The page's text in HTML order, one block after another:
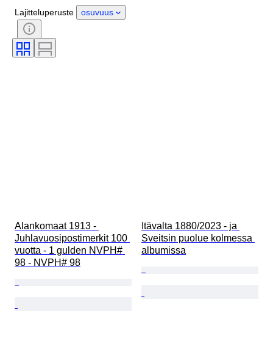
Sertifiointi
Tyylisuuntaus
Allekirjoitus
Väri
Lajitteluperuste osuvuus
Alankomaat 1913 -
Juhlavuosipostimerkit 100
vuotta - 1 gulden NVPH#
98 - NVPH# 98
Itävalta 1880/2023 - ja
Sveitsin puolue kolmessa
albumissa